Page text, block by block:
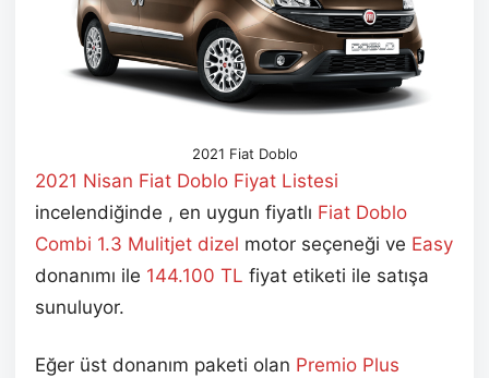
2021 Fiat Doblo
2021 Nisan Fiat Doblo Fiyat Listesi
incelendiğinde , en uygun fiyatlı Fiat Doblo
Combi 1.3 Mulitjet dizel motor seçeneği ve Easy
donanımı ile 144.100 TL fiyat etiketi ile satışa
sunuluyor.
Eğer üst donanım paketi olan Premio Plus